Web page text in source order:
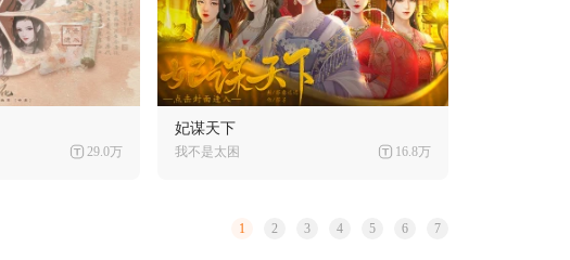
29.0万
妃谋天下
我不是太困 16.8万
1 2 3 4 5 6 7